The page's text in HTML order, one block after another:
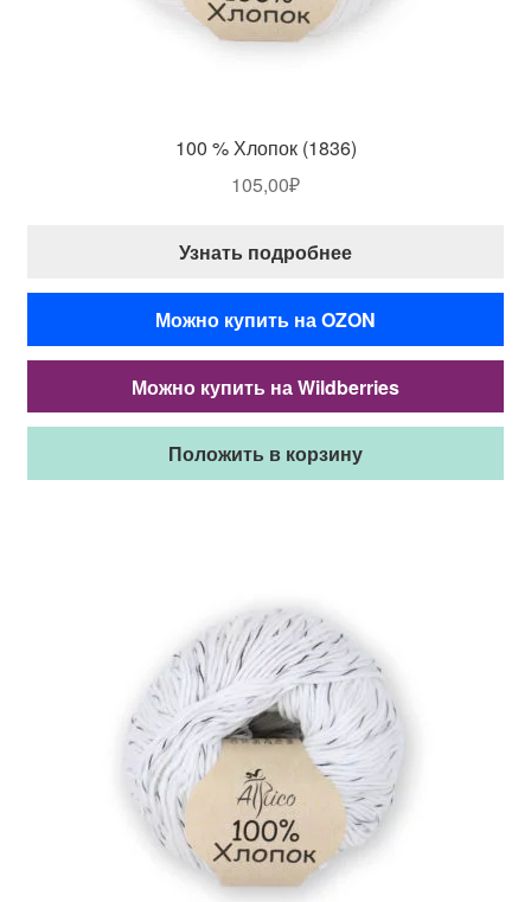
100 % Хлопок (1836)
105,00₽
Узнать подробнее
Можно купить на OZON
Можно купить на Wildberries
Положить в корзину